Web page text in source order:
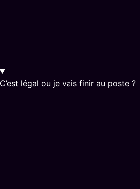
C’est légal ou je vais finir au poste ?